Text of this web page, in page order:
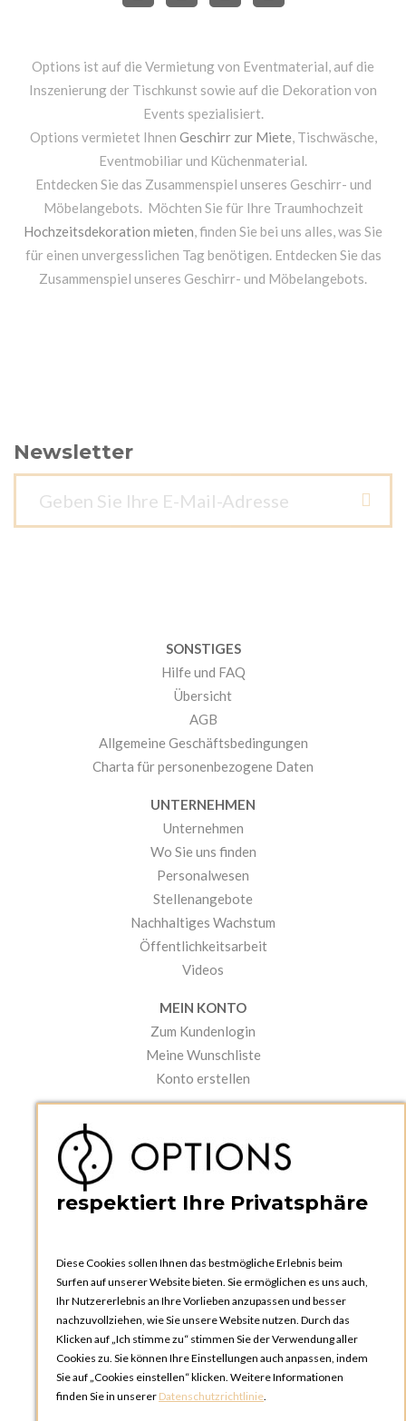
Options ist auf die Vermietung von Eventmaterial, auf die
Inszenierung der Tischkunst sowie auf die Dekoration von
Events spezialisiert.
Options vermietet Ihnen Geschirr zur Miete, Tischwäsche,
Eventmobiliar und Küchenmaterial.
Entdecken Sie das Zusammenspiel unseres Geschirr- und
Möbelangebots. Möchten Sie für Ihre Traumhochzeit
Hochzeitsdekoration mieten, finden Sie bei uns alles, was Sie
für einen unvergesslichen Tag benötigen. Entdecken Sie das
Zusammenspiel unseres Geschirr- und Möbelangebots.
Newsletter
SONSTIGES
Hilfe und FAQ
Übersicht
AGB
Allgemeine Geschäftsbedingungen
Charta für personenbezogene Daten
UNTERNEHMEN
Unternehmen
Wo Sie uns finden
Personalwesen
Stellenangebote
Nachhaltiges Wachstum
Öffentlichkeitsarbeit
Videos
MEIN KONTO
Zum Kundenlogin
Meine Wunschliste
Konto erstellen
Kataloge und Bestellschein
Bedienungsanleitungen
OPTIONS ZÜRICH
Steinackerstrasse 55,
8302 Kloten
SCHWEIZ
respektiert Ihre Privatsphäre
Diese Cookies sollen Ihnen das bestmögliche Erlebnis beim
Surfen auf unserer Website bieten. Sie ermöglichen es uns auch,
Ihr Nutzererlebnis an Ihre Vorlieben anzupassen und besser
nachzuvollziehen, wie Sie unsere Website nutzen. Durch das
Klicken auf „Ich stimme zu“ stimmen Sie der Verwendung aller
Cookies zu. Sie können Ihre Einstellungen auch anpassen, indem
Sie auf „Cookies einstellen“ klicken. Weitere Informationen
finden Sie in unserer Datenschutzrichtlinie.